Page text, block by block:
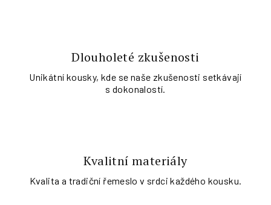
Dlouholeté zkušenosti
Unikátní kousky, kde se naše zkušenosti setkávají
s dokonalostí.
Kvalitní materiály
Kvalita a tradiční řemeslo v srdci každého kousku.